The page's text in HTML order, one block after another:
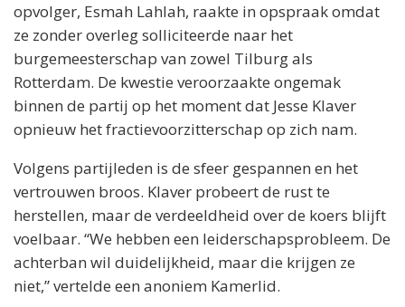
opvolger, Esmah Lahlah, raakte in opspraak omdat
ze zonder overleg solliciteerde naar het
burgemeesterschap van zowel Tilburg als
Rotterdam. De kwestie veroorzaakte ongemak
binnen de partij op het moment dat Jesse Klaver
opnieuw het fractievoorzitterschap op zich nam.
Volgens partijleden is de sfeer gespannen en het
vertrouwen broos. Klaver probeert de rust te
herstellen, maar de verdeeldheid over de koers blijft
voelbaar. “We hebben een leiderschapsprobleem. De
achterban wil duidelijkheid, maar die krijgen ze
niet,” vertelde een anoniem Kamerlid.